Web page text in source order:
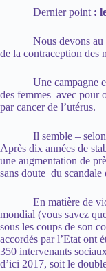
Dernier point :
Nous devons au
de la contraception des
Une campagne est
des femmes avec pour
par cancer de l’utérus.
Il semble – selon la
Après dix années de
une augmentation de
sans doute du scandale
En matière de
mondial (vous savez
sous les coups de son
accordés par l’Etat ont
350 intervenants
d’ici 2017, soit le